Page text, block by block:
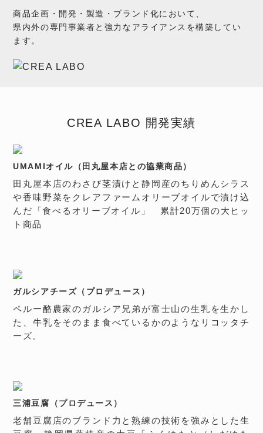
商品企画・開発・製造・ブランド化において、
県内外の専門事業者と強力なアライアンスを構築してい
ます。
CREA LABO 開発実績
UMAMIオイル（田丸屋本店との協業商品）
田丸屋本店のわさび茎漬けと静岡産のちりめんシラス
や香味野菜をクレアファームオリーブオイルで漬け込
んだ「食べるオリーブオイル」 累計20万個の大ヒッ
ト商品
ガルシアチーズ（プロデュース）
ペルー酪農家のガルシア兄弟が富士山の生乳を生かし
た、牛乳をそのまま食べているかのようなリコッタチ
ーズ。
三浦豆腐（プロデュース）
老舗豆腐店のブランド力と熟練の技術を強みとした生